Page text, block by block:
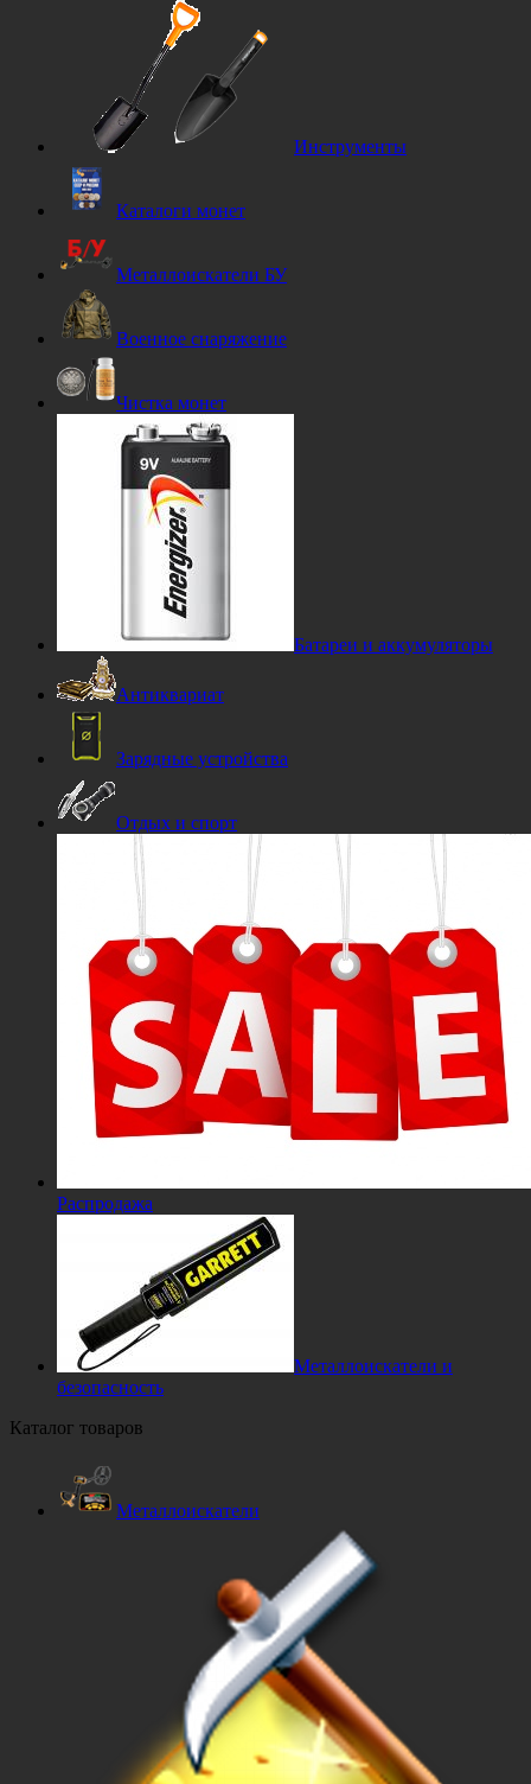
Инструменты
Каталоги монет
Металлоискатели БУ
Военное снаряжение
Чистка монет
Батареи и аккумуляторы
Антиквариат
Зарядные устройства
Отдых и спорт
Распродажа
Металлоискатели и
безопасность
Каталог товаров
Металлоискатели